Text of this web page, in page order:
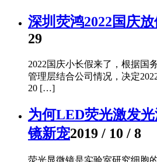
深圳荧鸿2022国庆
29
2022国庆小长假来了，根据国
管理层结合公司情况，决定
20 […]
为何LED荧光激发
镜新宠2019 / 10 / 8
荧光显微镜是实验室研究细胞